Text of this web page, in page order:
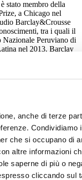
anche di terze
che si occupano di
altre informazioni
saperne di più o
cliccando sul
stato membro della
a Chicago nel
Barclay&Crousse
tra i quali il
Peruviano di
nel 2013. Barclay
di Architettura
Architetture in pietra
2 ^ edizione.
alla I e II fase del
vince la “Medaglia
di Milano.
2018